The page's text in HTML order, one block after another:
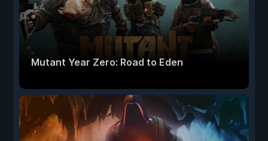
Mutant Year Zero: Road to Eden